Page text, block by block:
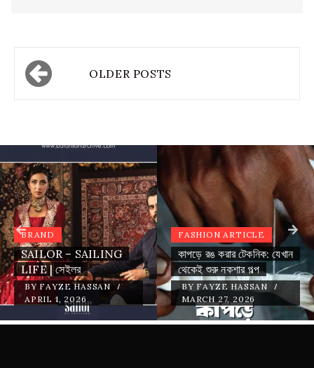
OLDER POSTS
BRAND
SAILOR – SAILING
LIFE | সেইলর
BY FAYZE HASSAN /
APRIL 1, 2026
FASHION ARTICLE
কাপড়ে রঙ করার টেকনিক: যেখান
থেকেই শুরু নকশার গল্প
BY FAYZE HASSAN /
MARCH 27, 2026